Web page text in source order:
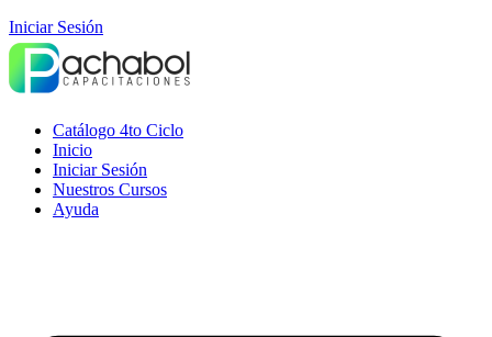
Iniciar Sesión
Catálogo 4to Ciclo
Inicio
Iniciar Sesión
Nuestros Cursos
Ayuda